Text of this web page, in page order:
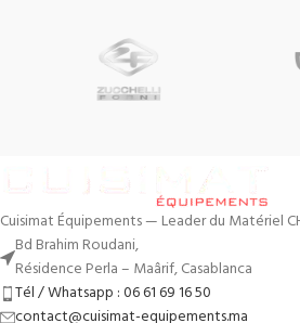
Cuisimat Équipements — Leader du Matériel
Bd Brahim Roudani,
Résidence Perla – Maârif, Casablanca
Tél / Whatsapp : 06 61 69 16 50
contact@cuisimat-equipements.ma